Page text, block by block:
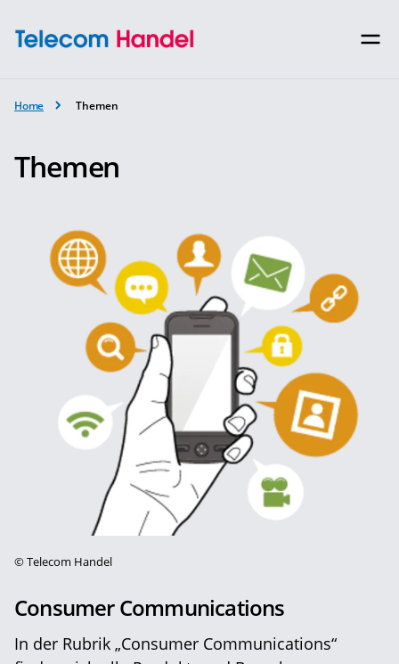
Home Themen
Themen
©Telecom Handel
Consumer Communications
In der Rubrik „Consumer Communications“